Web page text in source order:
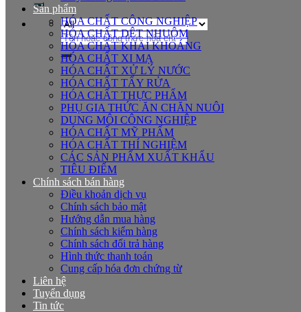
Tìm
kiếm:
Sản phẩm
HÓA CHẤT CÔNG NGHIỆP
HÓA CHẤT DỆT NHUỘM
HÓA CHẤT KHAI KHOÁNG
HÓA CHẤT XI MẠ
HÓA CHẤT XỬ LÝ NƯỚC
HÓA CHẤT TẨY RỬA
HÓA CHẤT THỰC PHẨM
PHỤ GIA THỨC ĂN CHĂN NUÔI
DUNG MÔI CÔNG NGHIỆP
HÓA CHẤT MỸ PHẨM
HÓA CHẤT THÍ NGHIỆM
CÁC SẢN PHẨM XUẤT KHẨU
TIÊU ĐIỂM
Chính sách bán hàng
Điều khoản dịch vụ
Chính sách bảo mật
Hướng dẫn mua hàng
Chính sách kiểm hàng
Chính sách đổi trả hàng
Hình thức thanh toán
Cung cấp hóa đơn chứng từ
Liên hệ
Tuyển dụng
Tin tức